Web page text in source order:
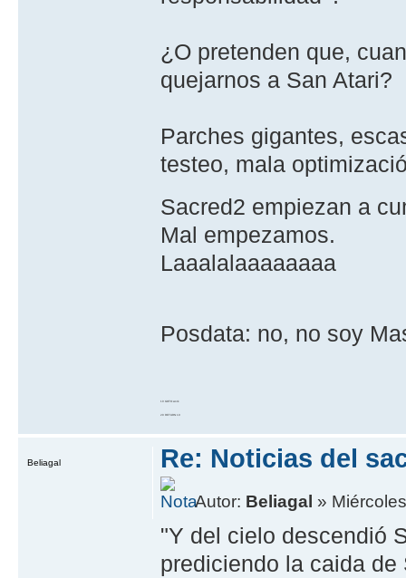
¿O pretenden que,
quejarnos a San Atari?
Parches gigantes,
testeo, mala
Sacred2 empiezan a
Mal empezamos.
Laaalalaaaaaaaa
Posdata: no, no soy
10 GOTO work
20 RETURN 10
Re: Noticias del
Autor: Beliagal »
"Y del cielo descendió
prediciendo la caida
Beliagal